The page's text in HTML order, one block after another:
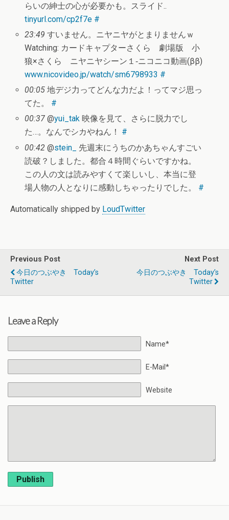
らいの紳士の心が必要かも。スライド..
tinyurl.com/cp2f7e #
23:49 すいません。ニヤニヤがとまりませんｗ
Watching: カードキャプターさくら 劇場版 小
狼×さくら ニヤニヤシーン１‐ニコニコ動画(ββ)
www.nicovideo.jp/watch/sm6798933 #
00:05 地デジ力ってどんな力だよ！ってマジ思っ
てた。 #
00:37 @yui_tak 映像を見て、さらに脱力でし
た…。なんでシカやねん！ #
00:42 @stein_
先週末にうちのかあちゃんすごい
読破？しました。都合４時間ぐらいですかね。
この人の文は読みやすくて楽しいし、本当に登
場人物の人となりに感動しちゃったりでした。 #
Automatically shipped by LoudTwitter
Previous Post
今日のつぶやき Today’s
Twitter
Next Post
今日のつぶやき Today’s
Twitter
Leave a Reply
Name*
E-Mail*
Website
Publish